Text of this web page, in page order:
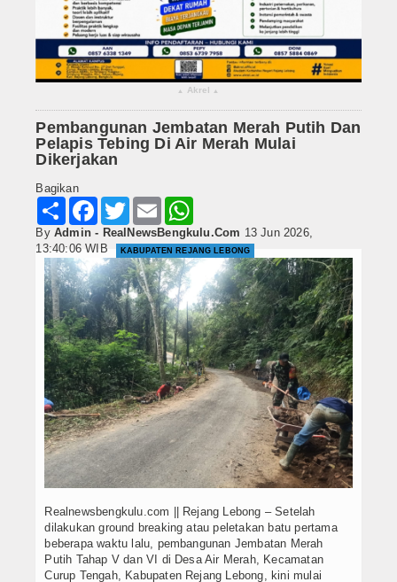
▴ Akrel ▴
Pembangunan Jembatan Merah Putih Dan
Pelapis Tebing Di Air Merah Mulai
Dikerjakan
Bagikan
Share Facebook
Twitter Email
By Admin - RealNewsBengkulu.Com 13 Jun 2026,
13:40:06 WIB
KABUPATEN REJANG LEBONG
Realnewsbengkulu.com || Rejang Lebong – Setelah
dilakukan ground breaking atau peletakan batu pertama
beberapa waktu lalu, pembangunan Jembatan Merah
Putih Tahap V dan VI di Desa Air Merah, Kecamatan
Curup Tengah, Kabupaten Rejang Lebong, kini mulai